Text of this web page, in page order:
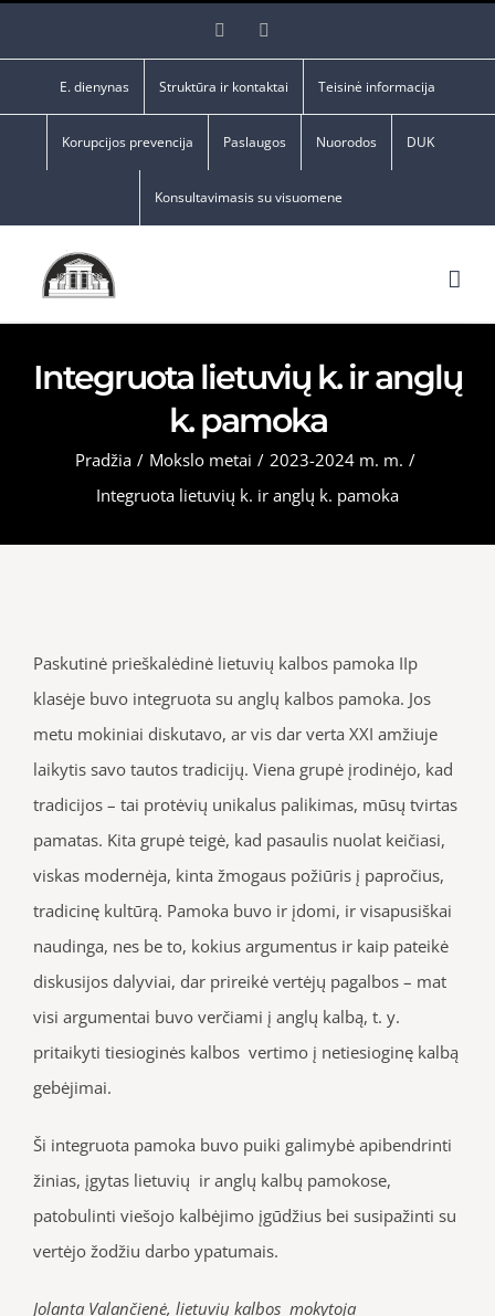
Facebook
E. dienynas Struktūra ir kontaktai Teisinė informacija
Korupcijos prevencija Paslaugos Nuorodos DUK
Konsultavimasis su visuomene
Integruota lietuvių k. ir anglų
k. pamoka
Pradžia / Mokslo metai / 2023-2024 m. m. /
Integruota lietuvių k. ir anglų k. pamoka
Paskutinė prieškalėdinė lietuvių kalbos pamoka IIp
klasėje buvo integruota su anglų kalbos pamoka. Jos
metu mokiniai diskutavo, ar vis dar verta XXI amžiuje
laikytis savo tautos tradicijų. Viena grupė įrodinėjo, kad
tradicijos – tai protėvių unikalus palikimas, mūsų tvirtas
pamatas. Kita grupė teigė, kad pasaulis nuolat keičiasi,
viskas modernėja, kinta žmogaus požiūris į papročius,
tradicinę kultūrą. Pamoka buvo ir įdomi, ir visapusiškai
naudinga, nes be to, kokius argumentus ir kaip pateikė
diskusijos dalyviai, dar prireikė vertėjų pagalbos – mat
visi argumentai buvo verčiami į anglų kalbą, t. y.
pritaikyti tiesioginės kalbos vertimo į netiesioginę kalbą
gebėjimai.
Ši integruota pamoka buvo puiki galimybė apibendrinti
žinias, įgytas lietuvių ir anglų kalbų pamokose,
patobulinti viešojo kalbėjimo įgūdžius bei susipažinti su
vertėjo žodžiu darbo ypatumais.
Jolanta Valančienė, lietuvių kalbos mokytoja